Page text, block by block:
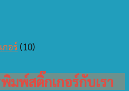
กอร์ (10)
มพ์สติ๊กเกอร์กับเรา